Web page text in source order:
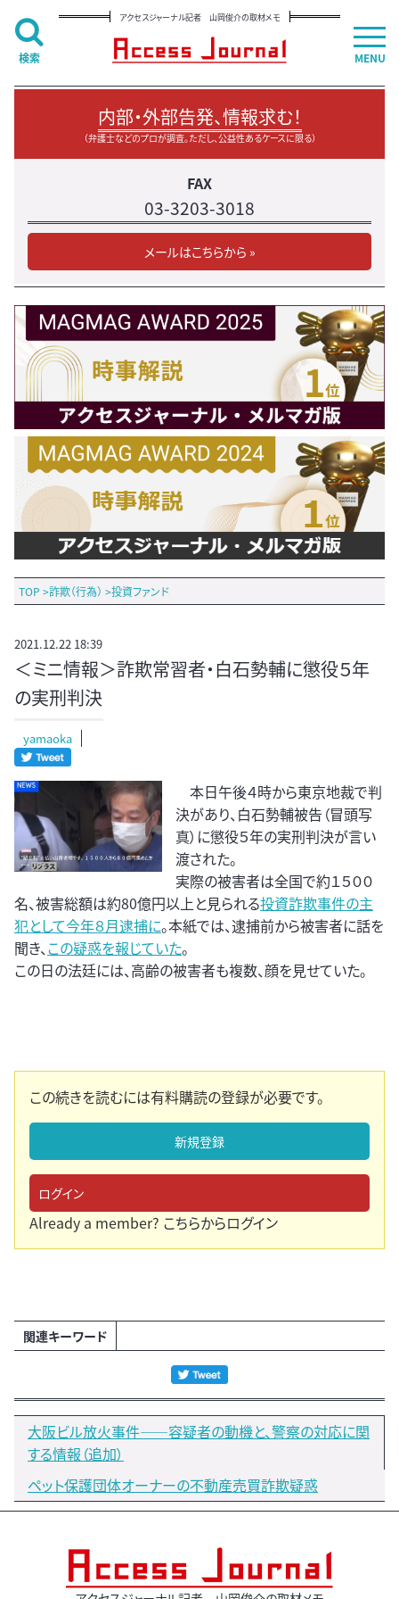
アクセスジャーナル記者 山岡俊介の取材メモ
内部・外部告発、情報求む！
（弁護士などのプロが調査。ただし、公益性あるケースに限る）
FAX
03-3203-3018
メールはこちらから »
TOP >詐欺（行為） >投資ファンド
2021.12.22 18:39
＜ミニ情報＞詐欺常習者・白石勢輔に懲役５年
の実刑判決
yamaoka
本日午後４時から東京地裁で判
決があり、白石勢輔被告（冒頭写
真）に懲役５年の実刑判決が言い
渡された。
実際の被害者は全国で約１５００
名、被害総額は約80億円以上と見られる投資詐欺事件の主
犯として今年８月逮捕に。本紙では、逮捕前から被害者に話を
聞き、この疑惑を報じていた。
この日の法廷には、高齢の被害者も複数、顔を見せていた。
この続きを読むには有料購読の登録が必要です。
新規登録
ログイン
Already a member? こちらからログイン
関連キーワード
大阪ビル放火事件――容疑者の動機と、警察の対応に関
する情報（追加）
ペット保護団体オーナーの不動産売買詐欺疑惑
MENU
検索